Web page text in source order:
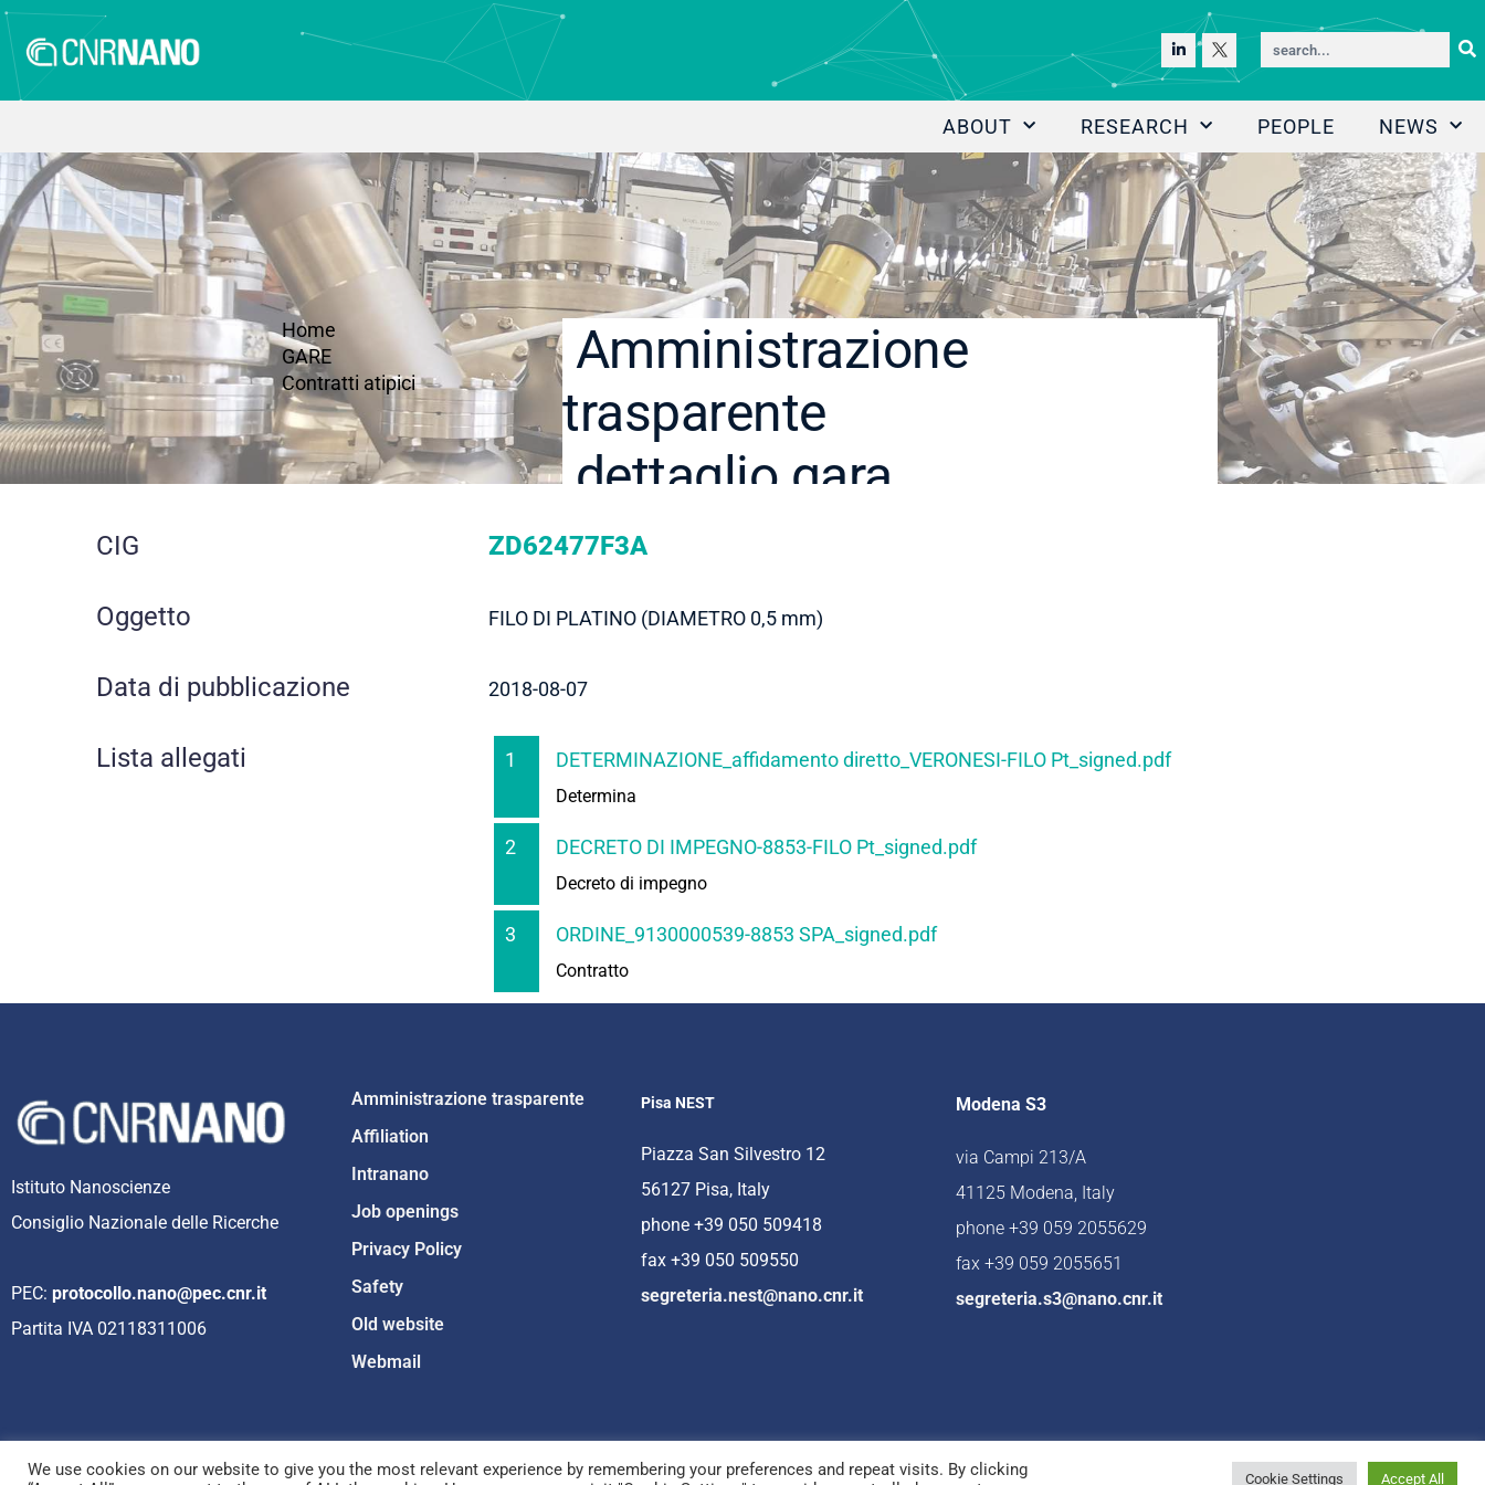
ABOUT RESEARCH PEOPLE NEWS
Home
GARE
Contratti atipici
Amministrazione
trasparente
dettaglio gara
CIG ZD62477F3A
Oggetto FILO DI PLATINO (DIAMETRO 0,5 mm)
Data di pubblicazione 2018-08-07
Lista allegati 1 DETERMINAZIONE_affidamento diretto_VERONESI-FILO Pt_signed.pdf
Determina
2 DECRETO DI IMPEGNO-8853-FILO Pt_signed.pdf
Decreto di impegno
3 ORDINE_9130000539-8853 SPA_signed.pdf
Contratto
Istituto Nanoscienze
Consiglio Nazionale delle Ricerche
PEC: protocollo.nano@pec.cnr.it
Partita IVA 02118311006
Amministrazione trasparente
Affiliation
Intranano
Job openings
Privacy Policy
Safety
Old website
Webmail
Pisa NEST
Piazza San Silvestro 12
56127 Pisa, Italy
phone +39 050 509418
fax +39 050 509550
segreteria.nest@nano.cnr.it
Modena S3
via Campi 213/A
41125 Modena, Italy
phone +39 059 2055629
fax +39 059 2055651
segreteria.s3@nano.cnr.it
We use cookies on our website to give you the most relevant experience by remembering your preferences and repeat visits. By clicking
Cookie Settings Accept All